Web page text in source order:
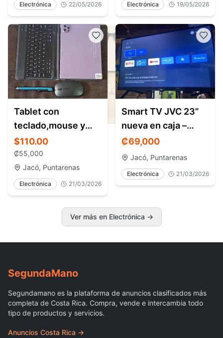
Electrónica 22/05/2026 Electrónica 19/05/2026
Tablet con
teclado,mouse y
lápiz – nueva – Jacó
/ Herradura Costa
Rica
$110.00
₡55,000
Jacó, Puntarenas
Electrónica 21/03/2026
Smart TV JVC 23”
nueva en caja –
Google TV – Jacó
Costa Rica
₡69,000
Jacó, Puntarenas
Electrónica 21/03/2026
Ver más en Electrónica →
SegundaMano
Segundamano es la plataforma de anuncios clasificados más
completa de Costa Rica. Compra, vende e intercambia todo
tipo de productos y servicios.
Anuncios Costa Rica →